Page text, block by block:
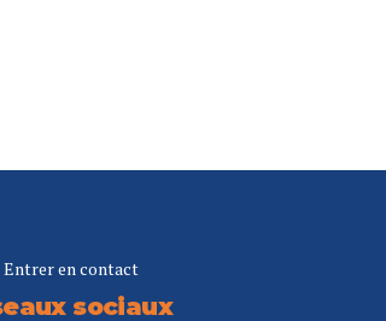
Entrer en contact
sociaux